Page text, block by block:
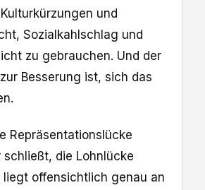
und
Sozialkahlschlag und
zu gebrauchen. Und der
Besserung ist, sich das
Repräsentationslücke
die Lohnlücke
offensichtlich genau an